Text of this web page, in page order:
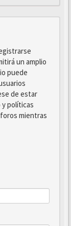
un amplio
puede
de estar
políticas
mientras